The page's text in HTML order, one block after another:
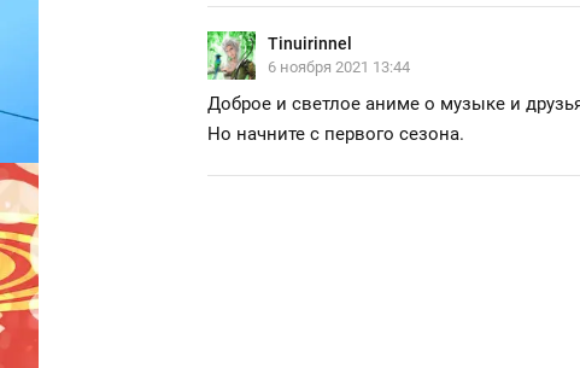
Tinuirinnel
6 ноября 2021 13:44
Доброе и светлое аниме о музыке и
Но начните с первого сезона.